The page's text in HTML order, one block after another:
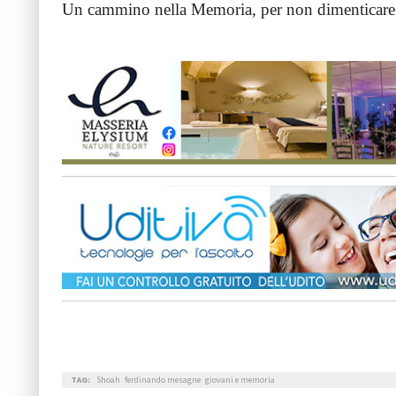
Un cammino nella Memoria, per non
TAG: Shoah ferdinando mesagne giovani e memoria